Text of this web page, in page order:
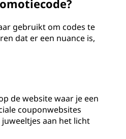
gebruikt om codes te
dat er een nuance is,
de website waar je een
couponwebsites
aan het licht